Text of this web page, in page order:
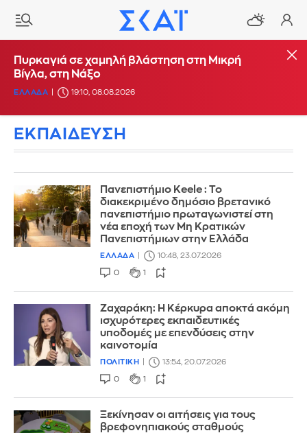
Πυρκαγιά σε χαμηλή βλάστηση στη Μικρή
Βίγλα, στη Νάξο
ΕΛΛΑΔΑ 19:10, 08.08.2026
ΕΚΠΑΙΔΕΥΣΗ
Πανεπιστήμιο Κeele : Το
διακεκριμένο δημόσιο βρετανικό
πανεπιστήμιο πρωταγωνιστεί στη
νέα εποχή των Μη Κρατικών
Πανεπιστήμιων στην Ελλάδα
ΕΛΛΑΔΑ 10:48, 23.07.2026
0 1
Ζαχαράκη: Η Κέρκυρα αποκτά ακόμη
ισχυρότερες εκπαιδευτικές
υποδομές με επενδύσεις στην
καινοτομία
ΠΟΛΙΤΙΚΗ 13:54, 20.07.2026
0 1
Ξεκίνησαν οι αιτήσεις για τους
βρεφονηπιακούς σταθμούς